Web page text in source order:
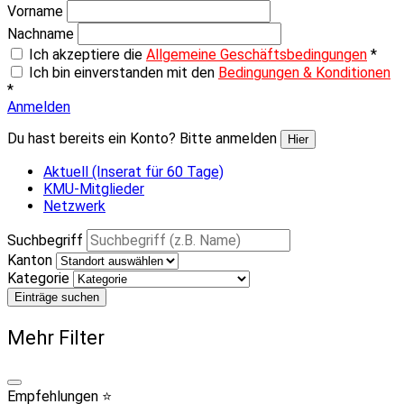
Vorname
Nachname
Ich akzeptiere die Allgemeine Geschäftsbedingungen *
Ich bin einverstanden mit den Bedingungen & Konditionen
*
Anmelden
Du hast bereits ein Konto? Bitte anmelden
Hier
Aktuell (Inserat für 60 Tage)
KMU-Mitglieder
Netzwerk
Suchbegriff
Kanton
Kategorie
Einträge suchen
Mehr Filter
Empfehlungen ⭐